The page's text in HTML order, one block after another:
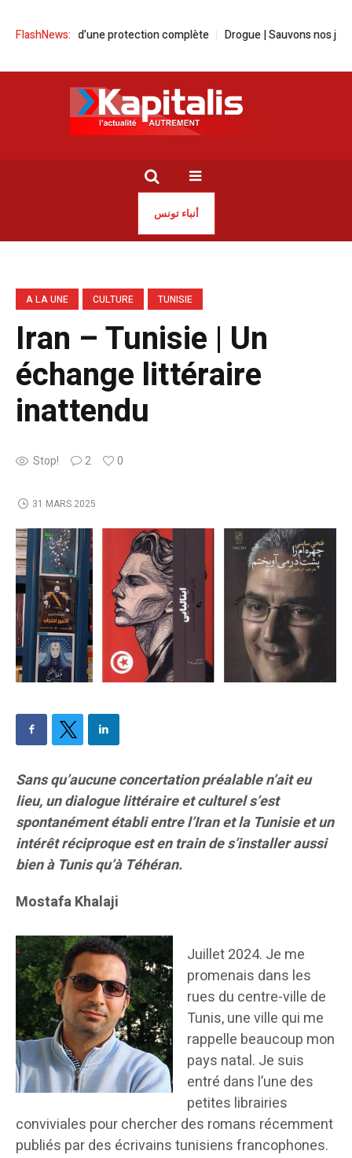
FlashNews:
d’une protection complète Drogue | Sauvons nos jeunes avant
أنباء تونس
A LA UNE CULTURE TUNISIE
Iran – Tunisie | Un
échange littéraire
inattendu
Stop! 2 0
31 MARS 2025
Sans qu’aucune concertation préalable n’ait eu
lieu, un dialogue littéraire et culturel s’est
spontanément établi entre l’Iran et la Tunisie et un
intérêt réciproque est en train de s’installer aussi
bien à Tunis qu’à Téhéran.
Mostafa Khalaji
Juillet 2024. Je me
promenais dans les
rues du centre-ville de
Tunis, une ville qui me
rappelle beaucoup mon
pays natal. Je suis
entré dans l’une des
petites librairies
conviviales pour chercher des romans récemment
publiés par des écrivains tunisiens francophones.